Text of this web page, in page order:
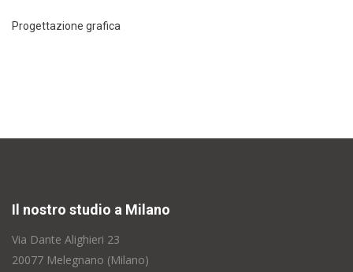
Progettazione grafica
Il nostro studio a Milano
Via Dante Alighieri 23
20077 Melegnano (Milano)